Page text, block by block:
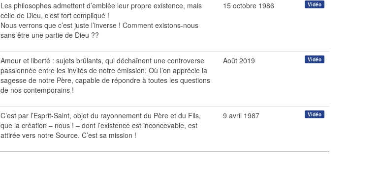
Les philosophes admettent d’emblée leur propre existence, mais
celle de Dieu, c’est fort compliqué !
Nous verrons que c’est juste l’inverse ! Comment existons-nous
sans être une partie de Dieu ??
Vidéo
15 octobre 1986
Amour et liberté : sujets brûlants, qui déchaînent une controverse
passionnée entre les invités de notre émission. Où l’on apprécie la
sagesse de notre Père, capable de répondre à toutes les questions
de nos contemporains !
Vidéo
Août 2019
C’est par l’Esprit-Saint, objet du rayonnement du Père et du Fils,
que la création – nous ! – dont l’existence est inconcevable, est
attirée vers notre Source. C’est sa mission !
Vidéo
9 avril 1987